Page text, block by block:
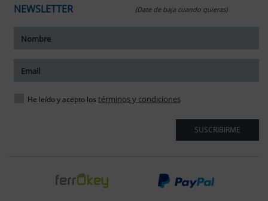
NEWSLETTER (Date de baja cuando quieras)
He leído y acepto los términos y condiciones
SUSCRIBIRME
tamaño del texto
del texto
espaciado del texto